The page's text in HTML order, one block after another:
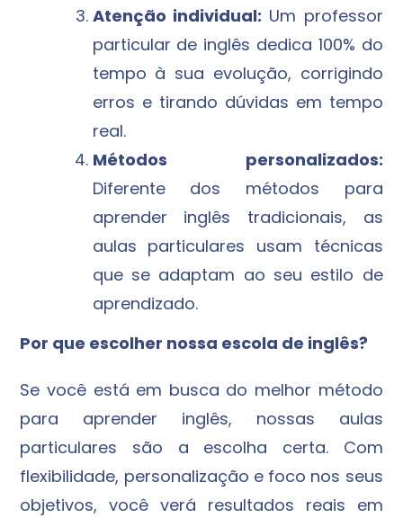
Atenção individual: Um professor
particular de inglês dedica 100% do
tempo à sua evolução, corrigindo
erros e tirando dúvidas em tempo
real.
Métodos personalizados:
Diferente dos métodos para
aprender inglês tradicionais, as
aulas particulares usam técnicas
que se adaptam ao seu estilo de
aprendizado.
Por que escolher nossa escola de inglês?
Se você está em busca do melhor método
para aprender inglês, nossas aulas
particulares são a escolha certa. Com
flexibilidade, personalização e foco nos seus
objetivos, você verá resultados reais em